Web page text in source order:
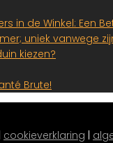
in de Winkel: Een
uniek vanwege
kiezen?
Brute!
cookieverklaring